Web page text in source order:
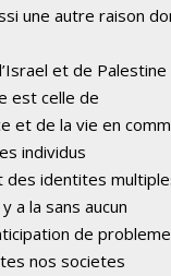
une autre raison
et de
est celle de
et de la vie en
individus
des identites
a la sans aucun
de
nos societes